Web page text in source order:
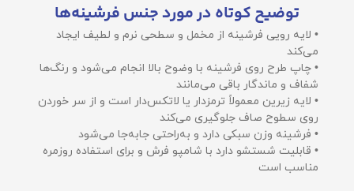
توضیح کوتاه در مورد جنس فرشینه‌ها
• لایه رویی فرشینه از مخمل و سطحی نرم و لطیف ایجاد
می‌کند
• چاپ طرح روی فرشینه با وضوح بالا انجام می‌شود و رنگ‌ها
شفاف و ماندگار باقی می‌مانند
• لایه زیرین معمولاً ترمزدار یا لاتکس‌دار است و از سر خوردن
روی سطوح صاف جلوگیری می‌کند
• فرشینه وزن سبکی دارد و به‌راحتی جابه‌جا می‌شود
• قابلیت شستشو دارد با شامپو فرش و برای استفاده روزمره
مناسب است